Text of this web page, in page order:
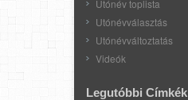
Utónév toplista
Utónévválasztás
Utónévváltoztatás
Videók
Legutóbbi Címkék